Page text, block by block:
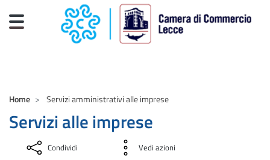
Salta al contenuto principale
Home Servizi amministrativi alle imprese
Servizi alle imprese
Condividi Vedi azioni